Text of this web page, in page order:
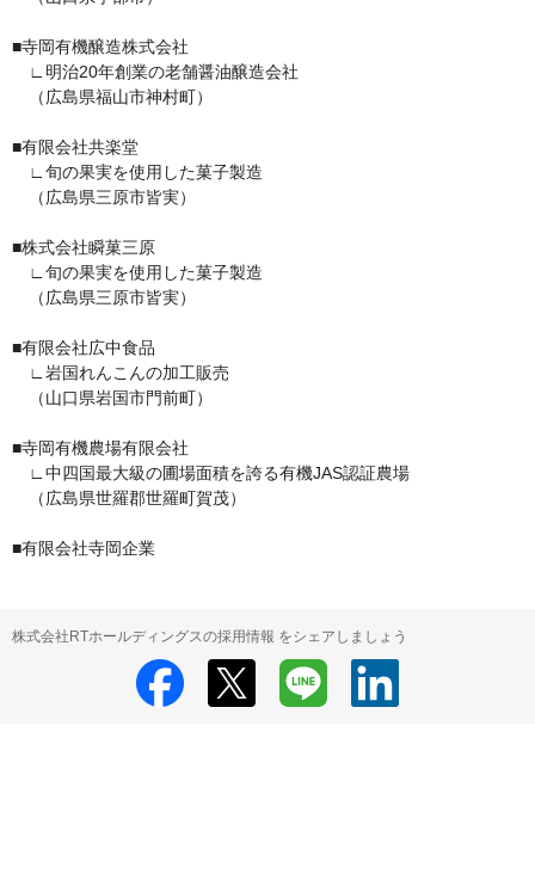
■寺岡有機醸造株式会社
∟明治20年創業の老舗醤油醸造会社
（広島県福山市神村町）
■有限会社共楽堂
∟旬の果実を使用した菓子製造
（広島県三原市皆実）
■株式会社瞬菓三原
∟旬の果実を使用した菓子製造
（広島県三原市皆実）
■有限会社広中食品
∟岩国れんこんの加工販売
（山口県岩国市門前町）
■寺岡有機農場有限会社
∟中四国最大級の圃場面積を誇る有機JAS認証農場
（広島県世羅郡世羅町賀茂）
■有限会社寺岡企業
株式会社RTホールディングスの採用情報 をシェアしましょう